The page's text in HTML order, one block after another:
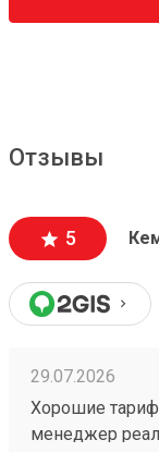
Отзывы
5
29.07.2026
Хорошие
менеджер